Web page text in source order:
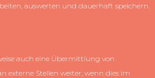
auswerten und dauerhaft speichern.
auch eine Übermittlung von
externe Stellen weiter, wenn dies im